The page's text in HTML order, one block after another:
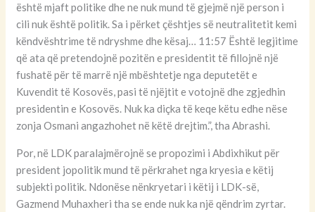
është mjaft politike dhe ne nuk mund të gjejmë një person i
cili nuk është politik. Sa i përket çështjes së neutralitetit kemi
këndvështrime të ndryshme dhe kësaj… 11:57 Është legjitime
që ata që pretendojnë pozitën e presidentit të fillojnë një
fushatë për të marrë një mbështetje nga deputetët e
Kuvendit të Kosovës, pasi të njëjtit e votojnë dhe zgjedhin
presidentin e Kosovës. Nuk ka diçka të keqe këtu edhe nëse
zonja Osmani angazhohet në këtë drejtim.”, tha Abrashi.
Por, në LDK paralajmërojnë se propozimi i Abdixhikut për
president jopolitik mund të përkrahet nga kryesia e këtij
subjekti politik. Ndonëse nënkryetari i këtij i LDK-së,
Gazmend Muhaxheri tha se ende nuk ka një qëndrim zyrtar.